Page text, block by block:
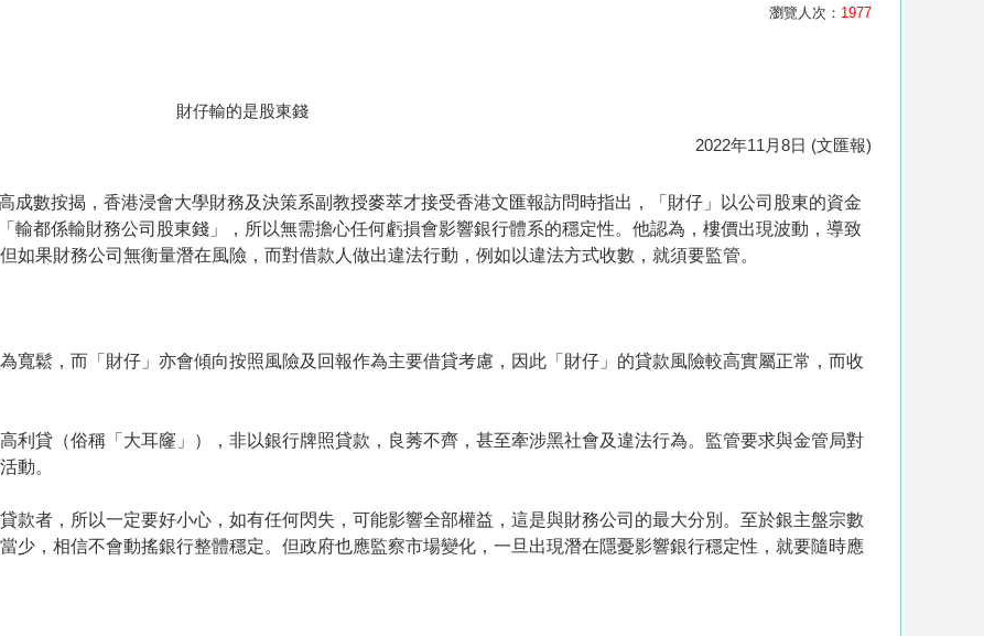
瀏覽人次： 1977
財仔輸的是股東錢
2022年11月8日 (文匯報)
成數按揭，香港浸會大學財務及決策系副教授麥萃才接受香港文匯報訪問時指出，「財仔」以公司股東的資金
輸都係輸財務公司股東錢」，所以無需擔心任何虧損會影響銀行體系的穩定性。他認為，樓價出現波動，導致
如果財務公司無衡量潛在風險，而對借款人做出違法行動，例如以違法方式收數，就須要監管。
寬鬆，而「財仔」亦會傾向按照風險及回報作為主要借貸考慮，因此「財仔」的貸款風險較高實屬正常，而收
利貸（俗稱「大耳窿」），非以銀行牌照貸款，良莠不齊，甚至牽涉黑社會及違法行為。監管要求與金管局對
動。
款者，所以一定要好小心，如有任何閃失，可能影響全部權益，這是與財務公司的最大分別。至於銀主盤宗數
少，相信不會動搖銀行整體穩定。但政府也應監察市場變化，一旦出現潛在隱憂影響銀行穩定性，就要隨時應